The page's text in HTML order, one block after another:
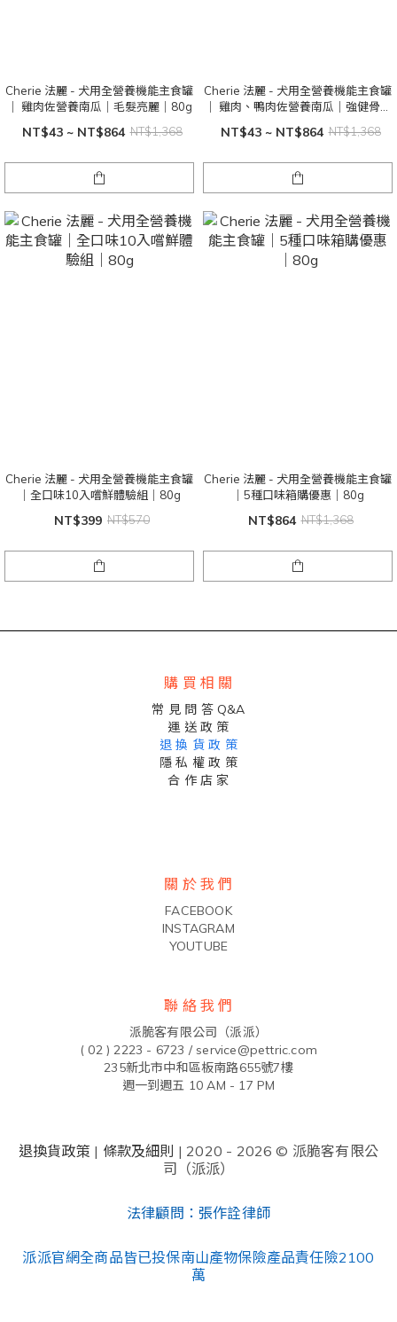
Cherie 法麗 - 犬用全營養機能主食罐
｜ 雞肉佐營養南瓜｜毛髮亮麗｜80g
NT$43 ~ NT$864 NT$1,368
Cherie 法麗 - 犬用全營養機能主食罐
｜ 雞肉、鴨肉佐營養南瓜｜強健骨骼
牙齒｜80g
NT$43 ~ NT$864 NT$1,368
Cherie 法麗 - 犬用全營養機能主食罐
｜全口味10入嚐鮮體驗組｜80g
NT$399 NT$570
Cherie 法麗 - 犬用全營養機能主食罐
｜5種口味箱購優惠｜80g
NT$864 NT$1,368
購 買 相 關
常 見 問 答 Q&A
運 送 政 策
退 換 貨 政 策
隱 私 權 政 策
合 作 店 家
關 於 我 們
FACEBOOK
INSTAGRAM
YOUTUBE
聯 絡 我 們
派脆客有限公司（派派）
( 02 ) 2223 - 6723 / service@pettric.com
235新北市中和區板南路655號7樓
週一到週五 10 AM - 17 PM
退換貨政策 | 條款及細則 | 2020 - 2026 © 派脆客有限公
司（派派）
法律顧問：張作詮律師
派派官網全商品皆已投保南山產物保險產品責任險2100
萬